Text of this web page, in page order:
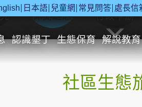
日本語 兒童網 常見問答 處長信
認識墾丁 生態保育 解說教育
休閒遊憩 行政申辦
社區生態